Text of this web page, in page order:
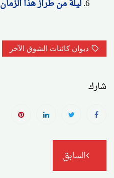
ليلة من طراز هذا الزمان
ديوان كائنات الشوق الآخر
شارك
تصفّح
المقالات
السابق